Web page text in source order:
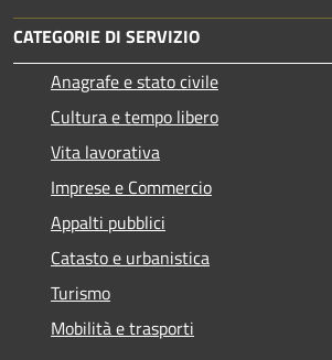
CATEGORIE DI SERVIZIO
Anagrafe e stato civile
Cultura e tempo libero
Vita lavorativa
Imprese e Commercio
Appalti pubblici
Catasto e urbanistica
Turismo
Mobilità e trasporti